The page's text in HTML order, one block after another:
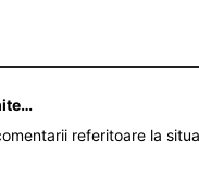
referitoare la